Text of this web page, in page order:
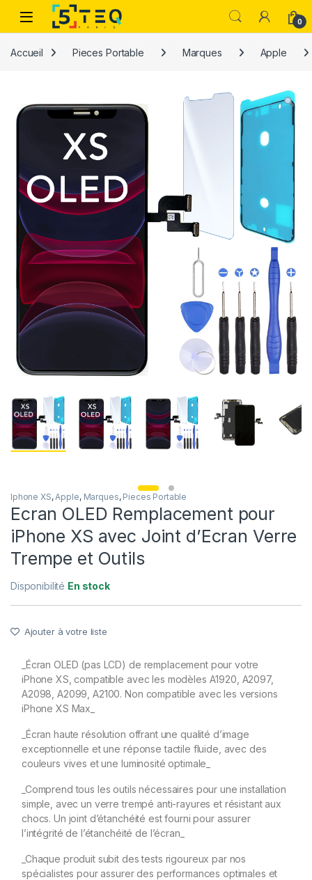
Passer à la navigation
Aller au contenu
0
Accueil Pieces Portable Marques Apple
Iphone XS, Apple, Marques, Pieces Portable
Ecran OLED Remplacement pour
iPhone XS avec Joint d’Ecran Verre
Trempe et Outils
Disponibilité En stock
Ajouter à votre liste
_Écran OLED (pas LCD) de remplacement pour votre
iPhone XS, compatible avec les modèles A1920, A2097,
A2098, A2099, A2100. Non compatible avec les versions
iPhone XS Max_
_Écran haute résolution offrant une qualité d’image
exceptionnelle et une réponse tactile fluide, avec des
couleurs vives et une luminosité optimale_
_Comprend tous les outils nécessaires pour une installation
simple, avec un verre trempé anti-rayures et résistant aux
chocs. Un joint d’étanchéité est fourni pour assurer
l’intégrité de l’étanchéité de l’écran_
_Chaque produit subit des tests rigoureux par nos
spécialistes pour assurer des performances optimales et